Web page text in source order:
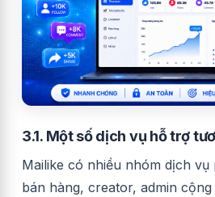
3.1. Một số dịch vụ hỗ trợ
Mailike có nhiều nhóm dịch
bán hàng, creator, admin